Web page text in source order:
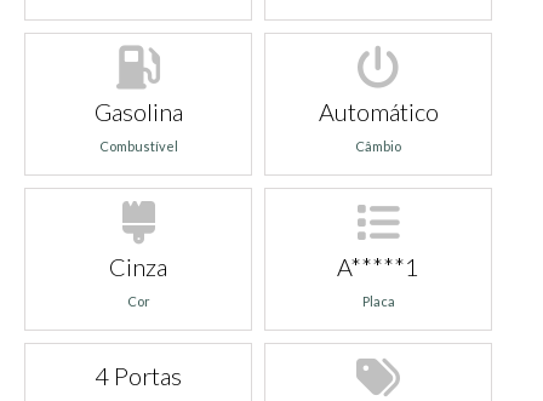
Gasolina
Combustível
Automático
Câmbio
Cinza
Cor
A*****1
Placa
4 Portas